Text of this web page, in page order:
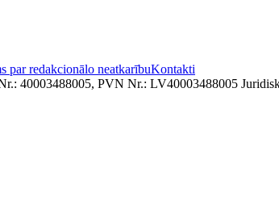
par redakcionālo neatkarībuKontakti
40003488005, PVN Nr.: LV40003488005